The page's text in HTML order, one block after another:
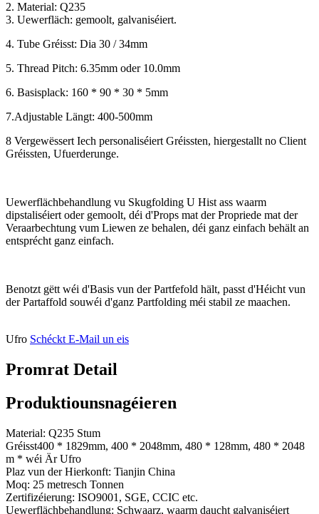
2. Material: Q235
3. Uewerfläch: gemoolt, galvaniséiert.
4. Tube Gréisst: Dia 30 / 34mm
5. Thread Pitch: 6.35mm oder 10.0mm
6. Basisplack: 160 * 90 * 30 * 5mm
7.Adjustable Längt: 400-500mm
8 Vergewëssert Iech personaliséiert Gréissten, hiergestallt no Client
Gréissten, Ufuerderunge.
Uewerflächbehandlung vu Skugfolding U Hist ass waarm
dipstaliséiert oder gemoolt, déi d'Props mat der Propriede mat der
Veraarbechtung vum Liewen ze behalen, déi ganz einfach behält an
entsprécht ganz einfach.
Benotzt gëtt wéi d'Basis vun der Partfefold hält, passt d'Héicht vun
der Partaffold souwéi d'ganz Partfolding méi stabil ze maachen.
Ufro Schéckt E-Mail un eis
Promrat Detail
Produktiounsnagéieren
Material: Q235 Stum
Gréisst400 * 1829mm, 400 * 2048mm, 480 * 128mm, 480 * 2048
m * wéi Är Ufro
Plaz vun der Hierkonft: Tianjin China
Moq: 25 metresch Tonnen
Zertifizéierung: ISO9001, SGE, CCIC etc.
Uewerflächbehandlung: Schwaarz, waarm daucht galvaniséiert